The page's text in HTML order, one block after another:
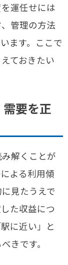
運任せには
管理の方法
ます。ここで
ておきたい
要を正
解くことが
よる利用傾
見たうえで
た収益につ
に近い」と
きです。